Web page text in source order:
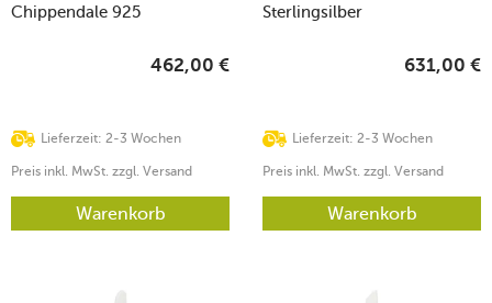
Chippendale 925
Lieferzeit: 2-3 Wochen
462,00 €
Preis inkl. MwSt. zzgl. Versand
Warenkorb
Sterlingsilber
Lieferzeit: 2-3 Wochen
631,00 €
Preis inkl. MwSt. zzgl. Versand
Warenkorb